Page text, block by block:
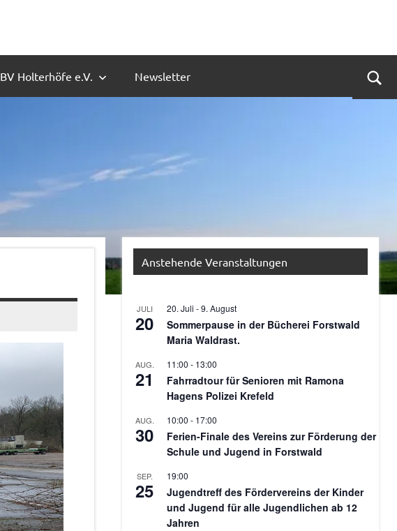
BV Holterhöfe e.V. Newsletter
Anstehende Veranstaltungen
JULI
20
20. Juli -9. August
Sommerpause in der Bücherei Forstwald
Maria Waldrast.
AUG.
21
11:00 - 13:00
Fahrradtour für Senioren mit Ramona
Hagens Polizei Krefeld
AUG.
30
10:00 - 17:00
Ferien-Finale des Vereins zur Förderung der
Schule und Jugend in Forstwald
SEP.
25
19:00
Jugendtreff des Fördervereins der Kinder
und Jugend für alle Jugendlichen ab 12
Jahren